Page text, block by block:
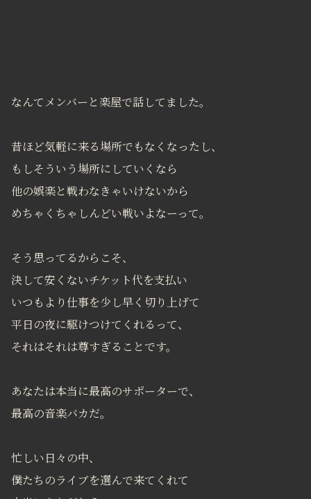
なんてメンバーと楽屋で話してました。
昔ほど気軽に来る場所でもなくなったし、
もしそういう場所にしていくなら
他の娯楽と戦わなきゃいけないから
めちゃくちゃしんどい戦いよなーって。
そう思ってるからこそ、
決して安くないチケット代を支払い
いつもより仕事を少し早く切り上げて
平日の夜に駆けつけてくれるって、
それはそれは尊すぎることです。
あなたは本当に最高のサポーターで、
最高の音楽バカだ。
忙しい日々の中、
僕たちのライブを選んで来てくれて